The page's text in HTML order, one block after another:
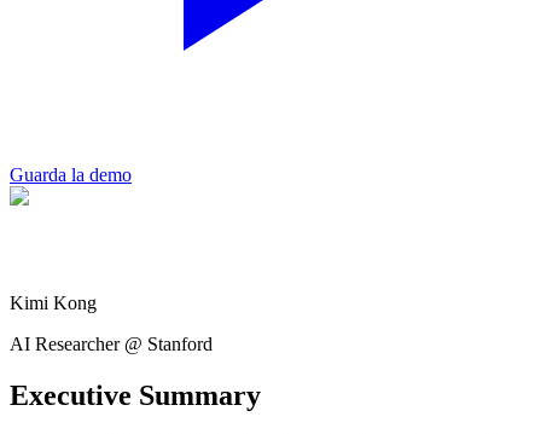
Guarda la demo
Kimi Kong
AI Researcher @ Stanford
Executive Summary